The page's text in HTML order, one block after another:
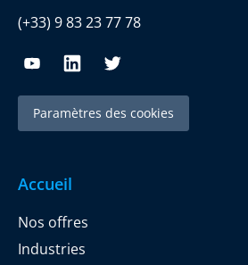
(+33) 9 83 23 77 78
Paramètres des cookies
Accueil
Nos offres
Industries